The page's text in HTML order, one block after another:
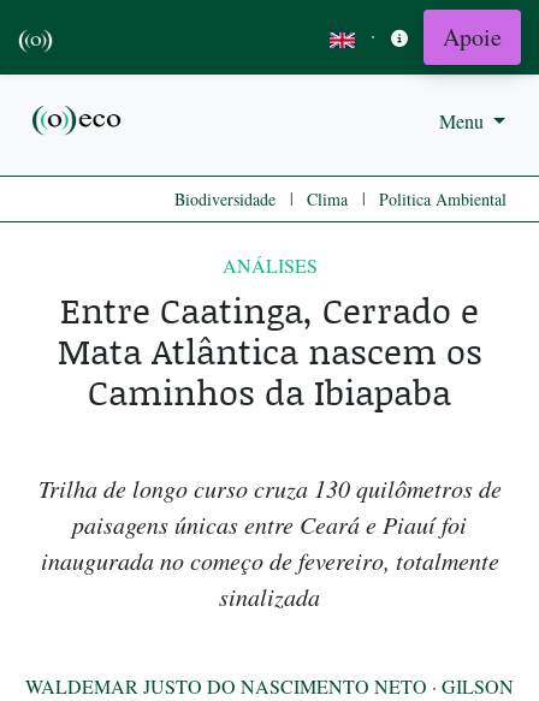
· Apoie
Menu
Biodiversidade | Clima | Politica Ambiental
ANÁLISES
Entre Caatinga, Cerrado e
Mata Atlântica nascem os
Caminhos da Ibiapaba
Trilha de longo curso cruza 130 quilômetros de
paisagens únicas entre Ceará e Piauí foi
inaugurada no começo de fevereiro, totalmente
sinalizada
WALDEMAR JUSTO DO NASCIMENTO NETO · GILSON